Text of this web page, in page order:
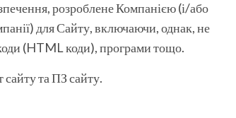
розроблене Компанією (і/або
для Сайту, включаючи, однак, не
(HTML коди), програми тощо.
та ПЗ сайту.